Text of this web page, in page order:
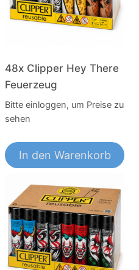
48x Clipper Hey There
Feuerzeug
Bitte einloggen, um Preise zu
sehen
In den Warenkorb